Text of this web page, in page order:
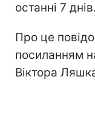
останні 7 днів.
Про це
посиланням
Віктора